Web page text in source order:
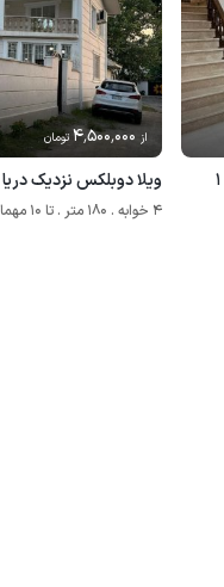
از 4٬500٬000 تومان
ویلا دوبلکس نزدیک
4 خوابه . 180 متر . تا 10 مهمان